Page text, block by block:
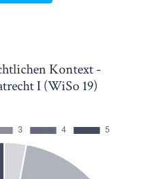
Kontext -
I (WiSo 19)